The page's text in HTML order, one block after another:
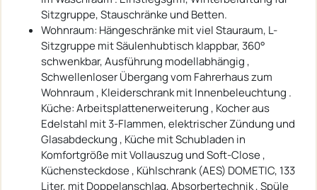
Sitzgruppe, Stauschränke und Betten.
Wohnraum: Hängeschränke mit viel Stauraum, L-
Sitzgruppe mit Säulenhubtisch klappbar, 360°
schwenkbar, Ausführung modellabhängig ,
Schwellenloser Übergang vom Fahrerhaus zum
Wohnraum , Kleiderschrank mit Innenbeleuchtung .
Küche: Arbeitsplattenerweiterung , Kocher aus
Edelstahl mit 3-Flammen, elektrischer Zündung und
Glasabdeckung , Küche mit Schubladen in
Komfortgröße mit Vollauszug und Soft-Close ,
Küchensteckdose , Kühlschrank (AES) DOMETIC, 133
Liter, mit Doppelanschlag, Absorbertechnik , Spüle